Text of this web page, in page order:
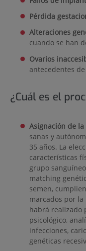
Pérdida
Alteraciones
cuando se han
Ovarios
antecedentes
¿Cuál es el
Asignación de
sanas y
35 años. La
características
grupo
matching
semen,
marcados por la
habrá realizado
psicológico,
infecciones,
genéticas